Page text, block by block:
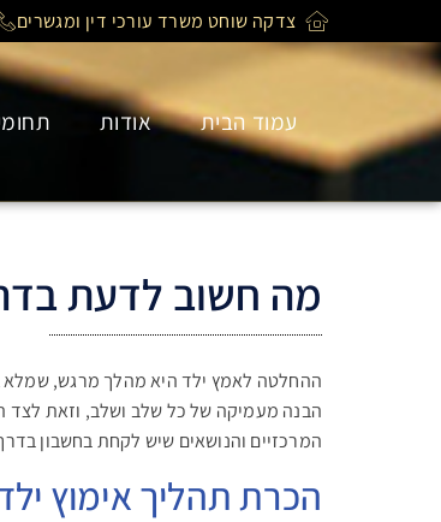
צדקה שוחט משרד עורכי דין ומגשרים
עמוד הבית אודות
מה חשוב לדעת
ההחלטה לאמץ ילד היא מהלך מרגש, שמלא
הבנה מעמיקה של כל שלב ושלב, וזאת לצד
המרכזיים והנושאים שיש לקחת בחשבון
הכרת תהליך אימוץ